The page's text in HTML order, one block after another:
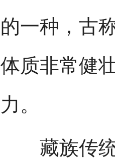
的一种，古
体质非常健
力。
藏族传统